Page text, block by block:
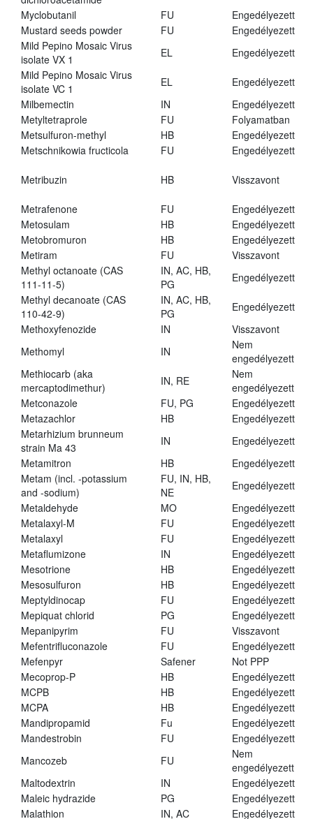
Myclobutanil
FU
Engedélyezett
Mustard seeds powder
FU
Engedélyezett
Mild Pepino Mosaic Virus
isolate VX 1
EL
Engedélyezett
Mild Pepino Mosaic Virus
isolate VC 1
EL
Engedélyezett
Milbemectin
IN
Engedélyezett
Metyltetraprole
FU
Folyamatban
Metsulfuron-methyl
HB
Engedélyezett
Metschnikowia fructicola
FU Engedélyezett
Metribuzin HB Visszavont
Metrafenone FU
Engedélyezett
Metosulam
HB
Engedélyezett
Metobromuron
HB
Engedélyezett
Metiram
FU
Visszavont
Methyl octanoate (CAS
111-11-5)
IN, AC, HB,
PG
Engedélyezett
Methyl decanoate (CAS
110-42-9)
IN, AC, HB,
PG
Engedélyezett
Methoxyfenozide
IN
Visszavont
Methomyl
IN
Nem
engedélyezett
Methiocarb (aka
mercaptodimethur)
IN, RE
Nem
engedélyezett
Metconazole
FU, PG
Engedélyezett
Metazachlor
HB
Engedélyezett
Metarhizium brunneum
strain Ma 43
IN
Engedélyezett
Metamitron
HB
Engedélyezett
Metam (incl. -potassium
and -sodium)
FU, IN, HB,
NE
Engedélyezett
Metaldehyde
MO
Engedélyezett
Metalaxyl-M
FU
Engedélyezett
Metalaxyl
FU
Engedélyezett
Metaflumizone
IN
Engedélyezett
Mesotrione
HB
Engedélyezett
Mesosulfuron
HB
Engedélyezett
Meptyldinocap
FU
Engedélyezett
Mepiquat chlorid
PG
Engedélyezett
Mepanipyrim
FU
Visszavont
Mefentrifluconazole
FU
Engedélyezett
Mefenpyr
Safener
Not PPP
Mecoprop-P
HB
Engedélyezett
MCPB
HB
Engedélyezett
MCPA
HB
Engedélyezett
Mandipropamid
Fu
Engedélyezett
Mandestrobin
FU
Engedélyezett
Mancozeb
FU
Nem
engedélyezett
Maltodextrin
IN
Engedélyezett
Maleic hydrazide
PG
Engedélyezett
Malathion
IN, AC Engedélyezett